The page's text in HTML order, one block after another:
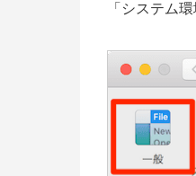
「システム